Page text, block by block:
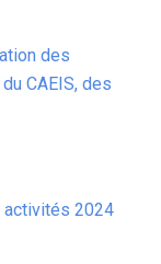
des
CAEIS, des
activités 2024